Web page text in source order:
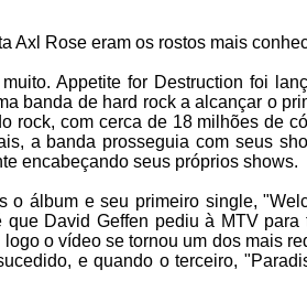
Axl Rose eram os rostos mais
Appetite for Destruction foi
banda de hard rock a alcançar o
rock, com cerca de 18 milhões de
a banda prosseguia com seus
encabeçando seus próprios shows.
o álbum e seu primeiro single,
que David Geffen pediu à MTV
o vídeo se tornou um dos mais
e quando o terceiro,